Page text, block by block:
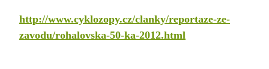
http://www.cyklozopy.cz/clanky/reportaze-ze-
zavodu/rohalovska-50-ka-2012.html